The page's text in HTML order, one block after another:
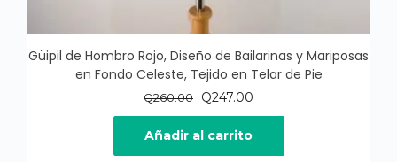
Güipil de Hombro Rojo, Diseño de Bailarinas y Mariposas
en Fondo Celeste, Tejido en Telar de Pie
Q260.00
El
precio
original
era:
Q247.00
precio
es:
Añadir al carrito